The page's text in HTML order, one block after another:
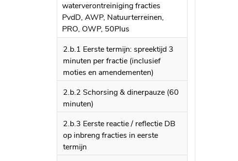
waterverontreiniging fracties
PvdD, AWP, Natuurterreinen,
PRO, OWP, 50Plus
2.b.1 Eerste termijn: spreektijd 3
minuten per fractie (inclusief
moties en amendementen)
2.b.2 Schorsing & dinerpauze (60
minuten)
2.b.3 Eerste reactie / reflectie DB
op inbreng fracties in eerste
termijn